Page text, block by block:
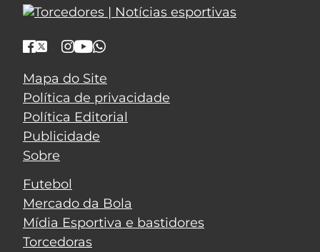
Mapa do Site
Política de privacidade
Política Editorial
Publicidade
Sobre
Futebol
Mercado da Bola
Mídia Esportiva e bastidores
Torcedoras